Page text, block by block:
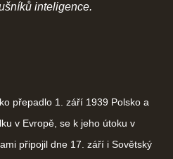
inteligence.
přepadlo 1. září 1939 Polsko a
v Evropě, se k jeho útoku v
připojil dne 17. září i Sovětský